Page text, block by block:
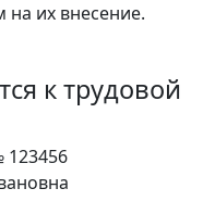
на их внесение.
к трудовой
123456